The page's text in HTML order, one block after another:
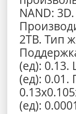
NAND:
2TB. Тип
(ед):
(ед):
(ед):